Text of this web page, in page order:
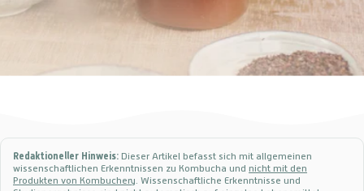
Redaktioneller Hinweis: Dieser Artikel befasst sich mit allgemeinen
wissenschaftlichen Erkenntnissen zu Kombucha und nicht mit den
Produkten von Kombuchery. Wissenschaftliche Erkenntnisse und